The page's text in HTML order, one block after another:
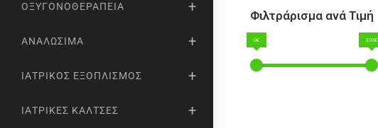
ΟΞΥΓΟΝΟΘΕΡΑΠΕΊΑ
ΑΝΑΛΏΣΙΜΑ
ΙΑΤΡΙΚΌΣ ΕΞΟΠΛΙΣΜΌΣ
ΙΑΤΡΙΚΈΣ ΚΆΛΤΣΕΣ
Φιλτράρισμα ανά Τιμή
0€ 100€